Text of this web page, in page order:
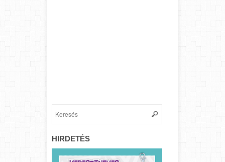
HIRDETÉS